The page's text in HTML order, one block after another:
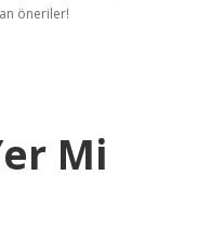
öneriler!
Mi